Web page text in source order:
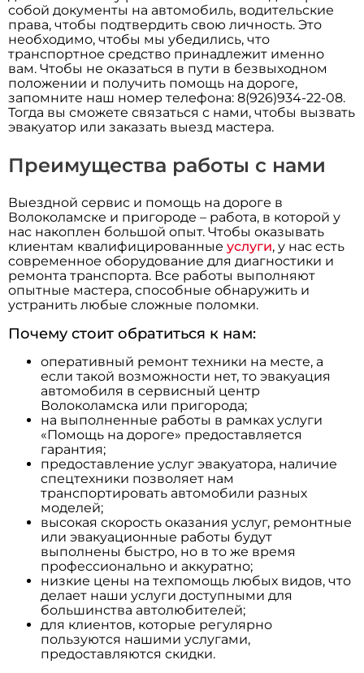
собой документы на автомобиль, водительские
права, чтобы подтвердить свою личность. Это
необходимо, чтобы мы убедились, что
транспортное средство принадлежит именно
вам. Чтобы не оказаться в пути в безвыходном
положении и получить помощь на дороге,
запомните наш номер телефона: 8(926)934-22-08.
Тогда вы сможете связаться с нами, чтобы вызвать
эвакуатор или заказать выезд мастера.
Преимущества работы с нами
Выездной сервис и помощь на дороге в
Волоколамске и пригороде – работа, в которой у
нас накоплен большой опыт. Чтобы оказывать
клиентам квалифицированныеуслуги, у нас есть
современное оборудование для диагностики и
ремонта транспорта. Все работы выполняют
опытные мастера, способные обнаружить и
устранить любые сложные поломки.
Почему стоит обратиться к нам:
оперативный ремонт техники на месте, а
если такой возможности нет, то эвакуация
автомобиля в сервисный центр
Волоколамска или пригорода;
на выполненные работы в рамках услуги
«Помощь на дороге» предоставляется
гарантия;
предоставление услуг эвакуатора, наличие
спецтехники позволяет нам
транспортировать автомобили разных
моделей;
высокая скорость оказания услуг, ремонтные
или эвакуационные работы будут
выполнены быстро, но в то же время
профессионально и аккуратно;
низкие цены на техпомощь любых видов, что
делает наши услуги доступными для
большинства автолюбителей;
для клиентов, которые регулярно
пользуются нашими услугами,
предоставляются скидки.